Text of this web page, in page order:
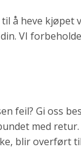
å heve kjøpet
VI
feil? Gi oss
med retur.
blir overført